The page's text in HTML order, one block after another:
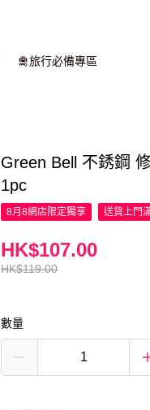
🛅旅行必備專區
Green Bell 不銹鋼
1pc
8月8網店限定獨享 送貨上門
HK$119.00
HK$107.00
數量